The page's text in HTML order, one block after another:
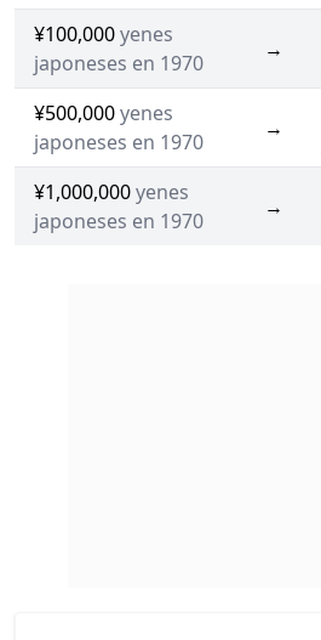
¥100,000yenes
japoneses en 1970
→
¥500,000yenes
japoneses en 1970
→
¥1,000,000yenes
japoneses en 1970
→